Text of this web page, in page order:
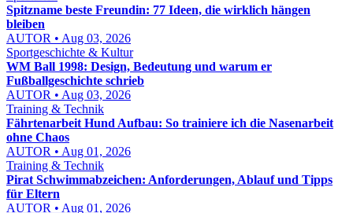
Spitzname beste Freundin: 77 Ideen, die wirklich hängen
bleiben
AUTOR • Aug 03, 2026
Sportgeschichte & Kultur
WM Ball 1998: Design, Bedeutung und warum er
Fußballgeschichte schrieb
AUTOR • Aug 03, 2026
Training & Technik
Fährtenarbeit Hund Aufbau: So trainiere ich die Nasenarbeit
ohne Chaos
AUTOR • Aug 01, 2026
Training & Technik
Pirat Schwimmabzeichen: Anforderungen, Ablauf und Tipps
für Eltern
AUTOR • Aug 01, 2026